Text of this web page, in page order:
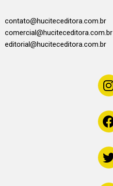
contato@huciteceditora.com.br
comercial@huciteceditora.com.br
editorial@huciteceditora.com.br